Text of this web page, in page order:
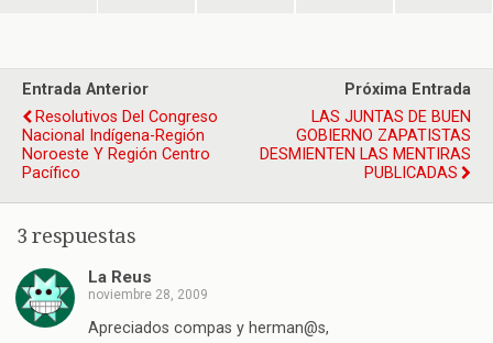
Entrada Anterior
Resolutivos Del Congreso
Nacional Indígena-Región
Noroeste Y Región Centro
Pacífico
Próxima Entrada
LAS JUNTAS DE BUEN
GOBIERNO ZAPATISTAS
DESMIENTEN LAS MENTIRAS
PUBLICADAS
3 respuestas
La Reus
noviembre 28, 2009
Apreciados compas y herman@s,